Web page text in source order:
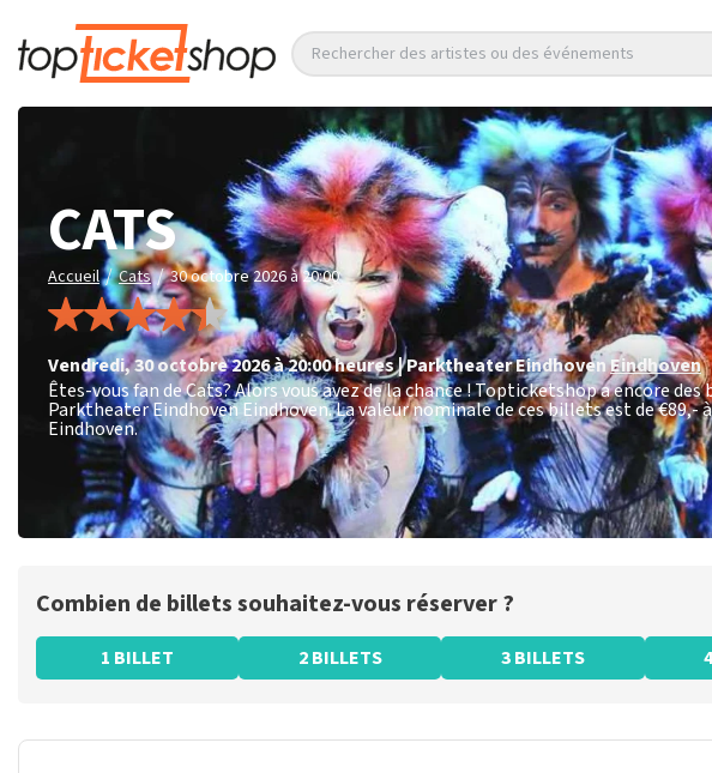
Rechercher des artistes ou des événements
CATS
Accueil / Cats / 30 octobre 2026 à 20:00
vendredi,30 octobre 2026 à 20:00heures|Parktheater EindhovenEindhoven
Êtes-vous fan de Cats? Alors vous avez de la chance ! Topticketshop a encore
Parktheater Eindhoven Eindhoven. La valeur nominale de ces billets est de€89,-
Eindhoven.
Combien de billets souhaitez-vous réserver ?
1 BILLET 2 BILLETS 3 BILLETS